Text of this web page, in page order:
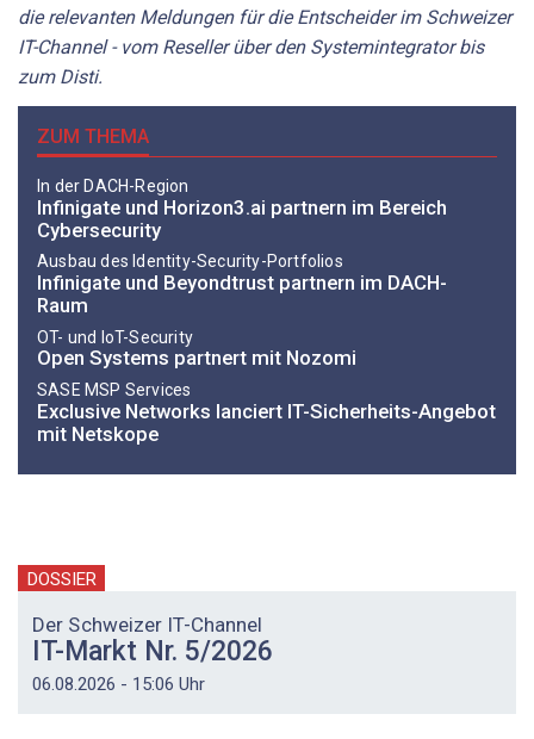
die relevanten Meldungen für die Entscheider im Schweizer
IT-Channel - vom Reseller über den Systemintegrator bis
zum Disti.
ZUM THEMA
In der DACH-Region
Infinigate und Horizon3.ai partnern im Bereich
Cybersecurity
Ausbau des Identity-Security-Portfolios
Infinigate und Beyondtrust partnern im DACH-
Raum
OT- und IoT-Security
Open Systems partnert mit Nozomi
SASE MSP Services
Exclusive Networks lanciert IT-Sicherheits-Angebot
mit Netskope
DOSSIER
Der Schweizer IT-Channel
IT-Markt Nr. 5/2026
06.08.2026 - 15:06 Uhr